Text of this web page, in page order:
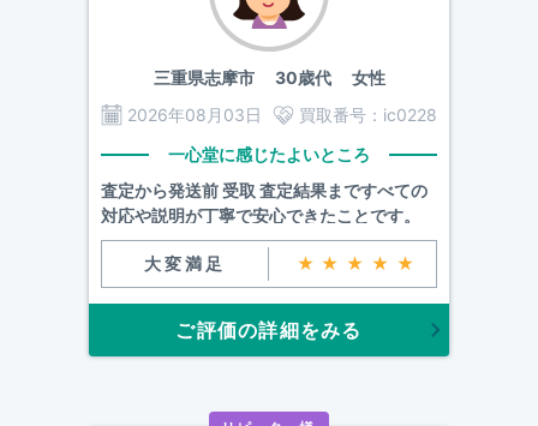
三重県志摩市30歳代 女性
2026年08月03日
買取番号： ic0228
一心堂に感じたよいところ
査定から発送前 受取 査定結果まですべての
対応や説明が丁寧で安心できたことです。
大変満足 ★★★★★
ご評価の詳細をみる